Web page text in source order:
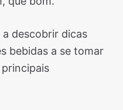
descobrir dicas
bebidas a se tomar